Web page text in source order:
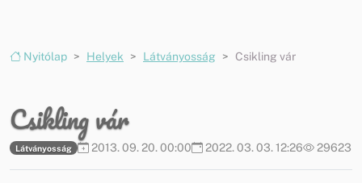
Nyitólap Helyek Látványosság Csikling vár
Csikling vár
Látványosság 2013. 09. 20. 00:00 2022. 03. 03. 12:26 29623